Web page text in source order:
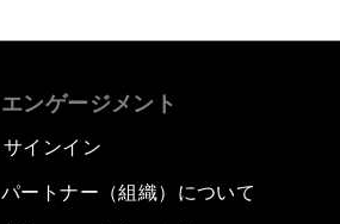
エンゲージメント
サインイン
パートナー（組織）について